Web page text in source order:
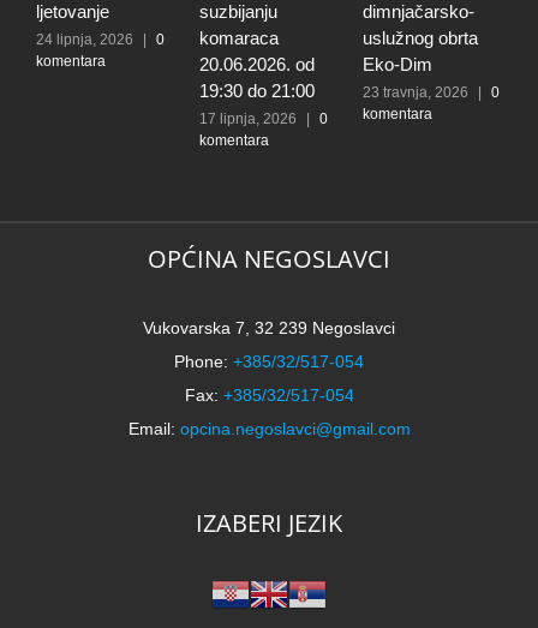
ljetovanje
24 lipnja, 2026
0
komentara
suzbijanju
komaraca
20.06.2026. od
19:30 do 21:00
17 lipnja, 2026
0
komentara
dimnjačarsko-
uslužnog obrta
Eko-Dim
23 travnja, 2026
0
komentara
OPĆINA NEGOSLAVCI
Vukovarska 7, 32 239 Negoslavci
Phone: +385/32/517-054
Fax: +385/32/517-054
Email: opcina.negoslavci@gmail.com
IZABERI JEZIK